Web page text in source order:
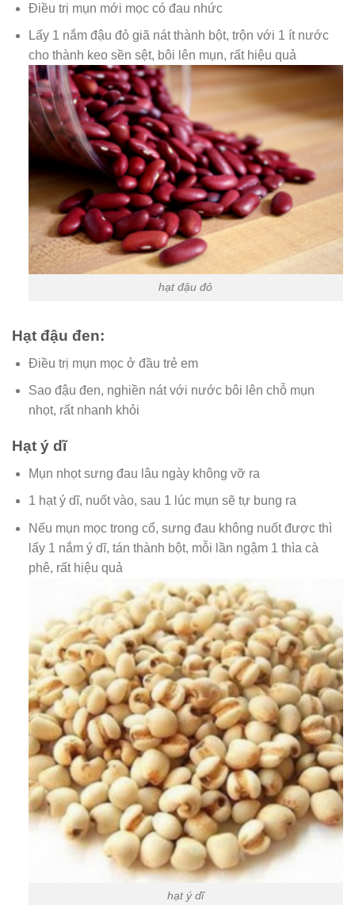
Điều trị mụn mới mọc có đau nhức
Lấy 1 nắm đậu đỏ giã nát thành bột, trộn với 1 ít nước
cho thành keo sền sệt, bôi lên mụn, rất hiệu quả
hạt đậu đỏ
Hạt đậu đen:
Điều trị mụn mọc ở đầu trẻ em
Sao đậu đen, nghiền nát với nước bôi lên chỗ mụn
nhọt, rất nhanh khỏi
Hạt ý dĩ
Mụn nhọt sưng đau lâu ngày không vỡ ra
1 hạt ý dĩ, nuốt vào, sau 1 lúc mụn sẽ tự bung ra
Nếu mụn mọc trong cổ, sưng đau không nuốt được thì
lấy 1 nắm ý dĩ, tán thành bột, mỗi lần ngậm 1 thìa cà
phê, rất hiệu quả
hạt ý dĩ